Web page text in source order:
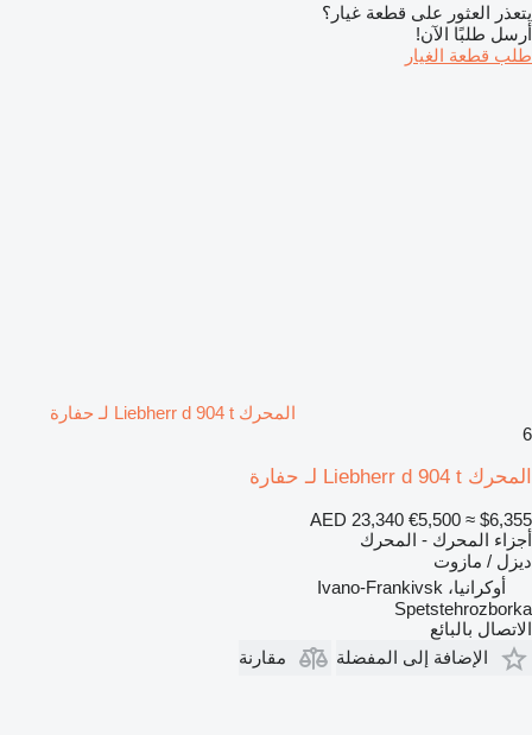
يتعذر العثور على قطعة غيار؟
أرسل طلبًا الآن!
طلب قطعة الغيار
المحرك Liebherr d 904 t لـ حفارة
6
المحرك Liebherr d 904 t لـ حفارة
AED 23,340 €5,500 ≈ $6,355
أجزاء المحرك - المحرك
ديزل / مازوت
أوكرانيا، Ivano-Frankivsk
Spetstehrozborka
الاتصال بالبائع
الإضافة إلى المفضلة
مقارنة